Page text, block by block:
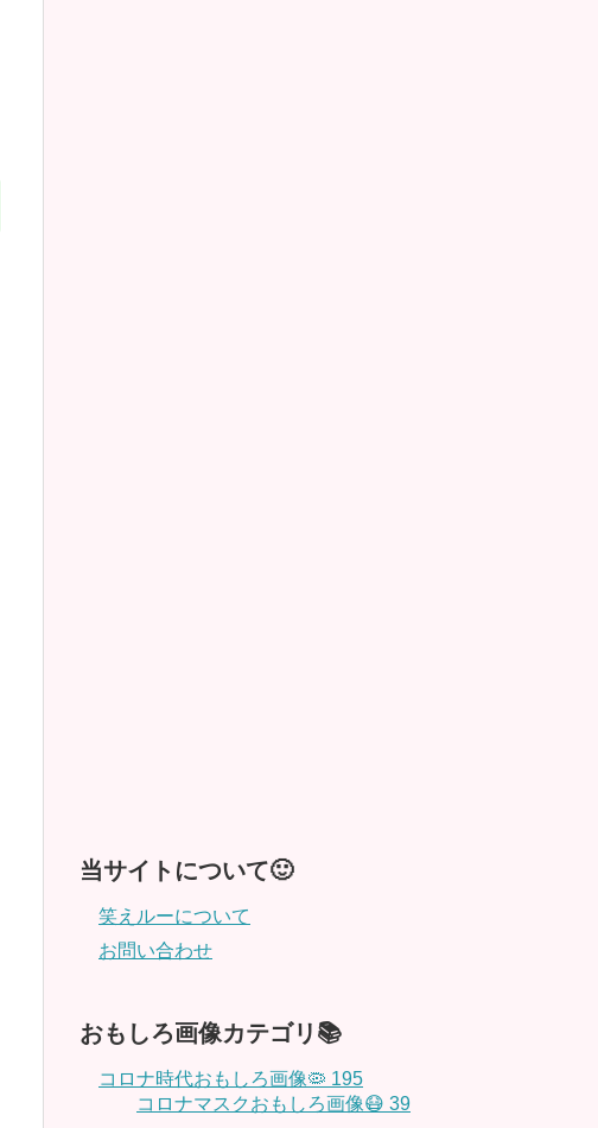
当サイトについて🙂
笑えルーについて
お問い合わせ
おもしろ画像カテゴリ📚
コロナ時代おもしろ画像🦠 195
コロナマスクおもしろ画像😷 39